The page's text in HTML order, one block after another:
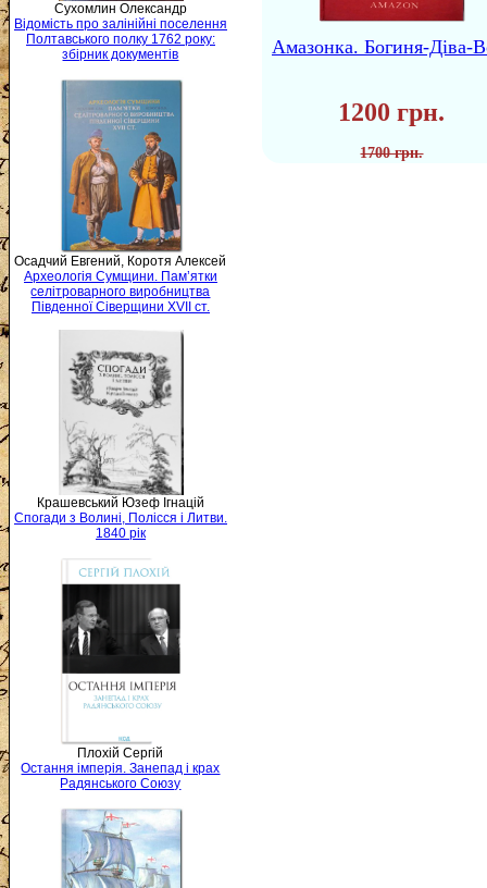
Сухомлин Олександр
Відомість про залінійні поселення
Полтавського полку 1762 року:
збірник документів
Осадчий Евгений, Коротя Алексей
Археологія Сумщини. Пам’ятки
селітроварного виробництва
Південної Сіверщини XVII ст.
Крашевський Юзеф Ігнацій
Спогади з Волині, Полісся і Литви.
1840 рік
Плохій Сергій
Остання імперія. Занепад і крах
Радянського Союзу
Амазонка. Богиня-Діва-
1200 грн.
1700 грн.